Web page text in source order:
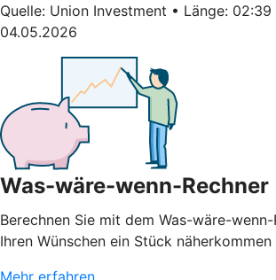
Quelle: Union Investment • Länge:
04.05.2026
Was-wäre-wenn-Rechner
Berechnen Sie mit dem Was-wäre-
Ihren Wünschen ein Stück näherkommen
Mehr erfahren